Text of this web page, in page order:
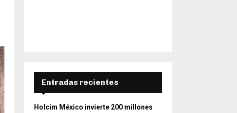
Entradas recientes
Holcim México invierte 200 millones